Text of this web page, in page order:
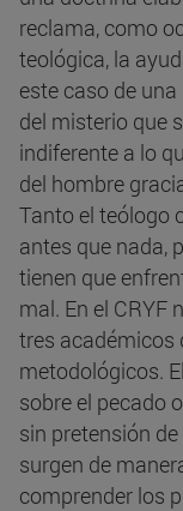
reclama, como
teológica, la
este caso de
del misterio que
indiferente a lo
del hombre
Tanto el teólogo
antes que nada,
tienen que
mal. En el CRYF
tres académicos
metodológicos.
sobre el pecado
sin pretensión
surgen de
comprender los